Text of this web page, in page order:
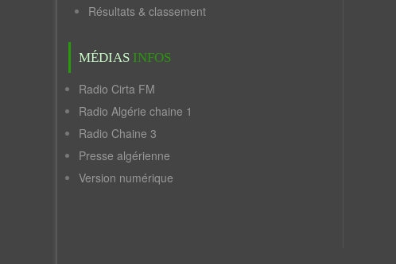
Résultats & classement
MÉDIAS INFOS
Radio Cirta FM
Radio Algérie chaine 1
Radio Chaine 3
Presse algérienne
Version numérique